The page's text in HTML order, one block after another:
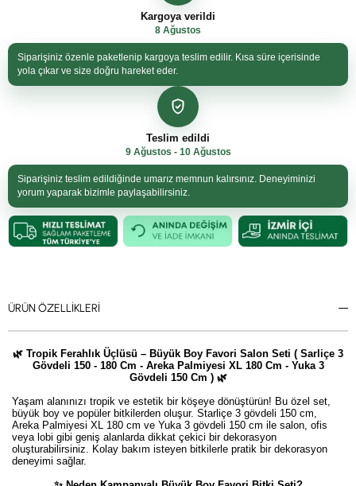
Kargoya verildi
8 Ağustos
Siparişiniz özenle paketlenip kargoya teslim edilir. Kısa süre içerisinde
yola çıkar ve size doğru hareket eder.
Teslim edildi
9 Ağustos - 10 Ağustos
Siparişiniz teslim edildiğinde umarız memnun kalırsınız. Deneyiminizi
yorum yaparak bizimle paylaşabilirsiniz.
ÜRÜN ÖZELLIKLERI
🌿 Tropik Ferahlık Üçlüsü – Büyük Boy Favori Salon Seti ( Sarliçe 3
Gövdeli 150 - 180 Cm - Areka Palmiyesi XL 180 Cm - Yuka 3
Gövdeli 150 Cm ) 🌿
Yaşam alanınızı tropik ve estetik bir köşeye dönüştürün! Bu özel set,
büyük boy ve popüler bitkilerden oluşur. Starliçe 3 gövdeli 150 cm,
Areka Palmiyesi XL 180 cm ve Yuka 3 gövdeli 150 cm ile salon, ofis
veya lobi gibi geniş alanlarda dikkat çekici bir dekorasyon
oluşturabilirsiniz. Kolay bakım isteyen bitkilerle pratik bir dekorasyon
deneyimi sağlar.